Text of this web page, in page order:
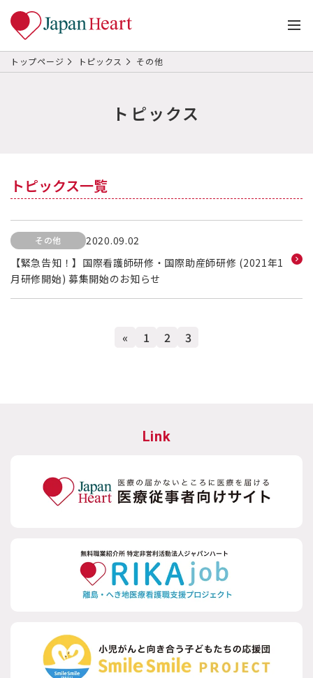
トップページ トピックス その他
トピックス
トピックス一覧
その他
2020.09.02
【緊急告知！】国際看護師研修・国際助産師研修 (2021年1
月研修開始) 募集開始のお知らせ
« 1 2 3
Link